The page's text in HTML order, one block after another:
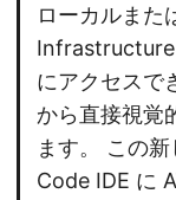
ローカルまた
Infrastructure
にアクセスで
から直接視覚
ます。 この
Code IDE に